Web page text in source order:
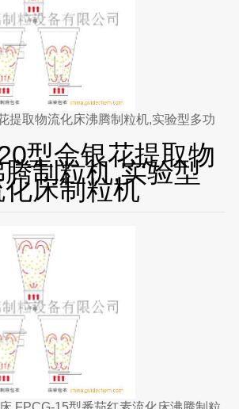
提取物流化床沸腾制粒机,实验型多功
型金银花提取物
制粒机,实验型
床制粒机